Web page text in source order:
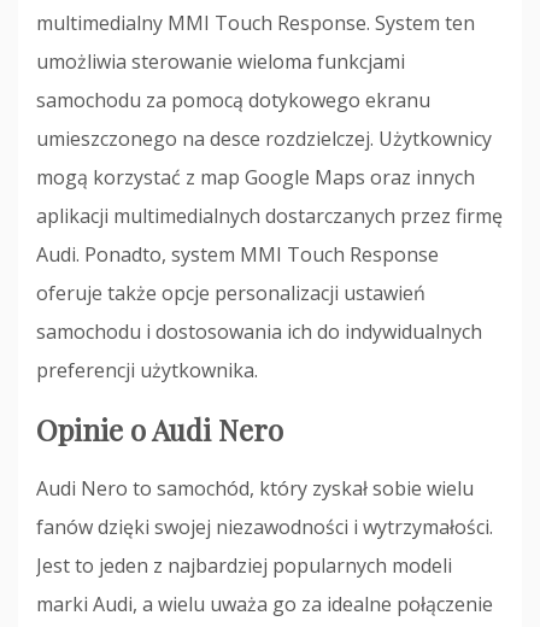
multimedialny MMI Touch Response. System ten
umożliwia sterowanie wieloma funkcjami
samochodu za pomocą dotykowego ekranu
umieszczonego na desce rozdzielczej. Użytkownicy
mogą korzystać z map Google Maps oraz innych
aplikacji multimedialnych dostarczanych przez firmę
Audi. Ponadto, system MMI Touch Response
oferuje także opcje personalizacji ustawień
samochodu i dostosowania ich do indywidualnych
preferencji użytkownika.
Opinie o Audi Nero
Audi Nero to samochód, który zyskał sobie wielu
fanów dzięki swojej niezawodności i wytrzymałości.
Jest to jeden z najbardziej popularnych modeli
marki Audi, a wielu uważa go za idealne połączenie